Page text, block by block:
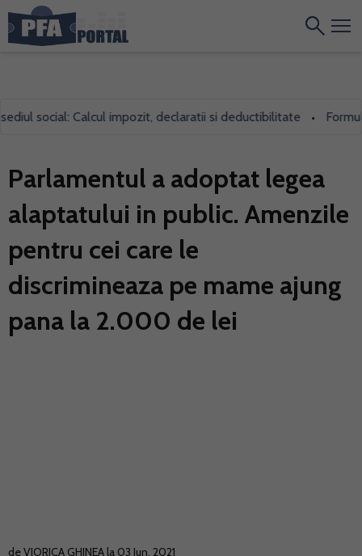
social: Calcul impozit, declaratii si deductibilitate •
Parlamentul a adoptat legea
alaptatului in public. Amenzile
pentru cei care le
discrimineaza pe mame ajung
pana la 2.000 de lei
deVIORICA GHINEA la 03 Iun. 2021